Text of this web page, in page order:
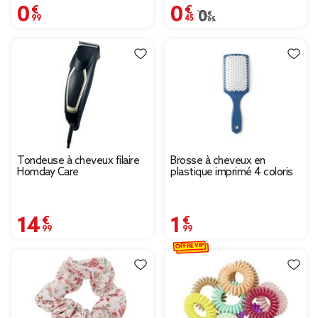
0,99 € 0,45 €
Prix remisé de 0,65 €
0,65 €
Tondeuse à cheveux filaire
Homday Care
14,99 €
Brosse à cheveux en
plastique imprimé 4 coloris
1,99 €
OFFRE VIP